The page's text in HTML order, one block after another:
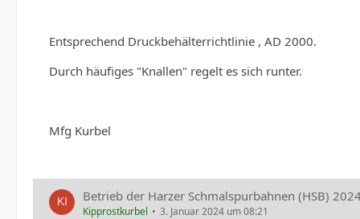
Entsprechend Druckbehälterrichtlinie , AD 2000.
Durch häufiges "Knallen" regelt es sich runter.
Mfg Kurbel
Betrieb der Harzer Schmalspurbahnen (HSB)
Kipprostkurbel 3. Januar 2024 um 08:21